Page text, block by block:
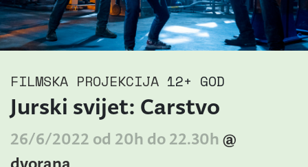
FILMSKA PROJEKCIJA 12+ GOD
Jurski svijet: Carstvo
26/6/2022 od 20h do 22.30h @